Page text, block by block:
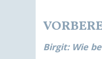
Birgit: Wie